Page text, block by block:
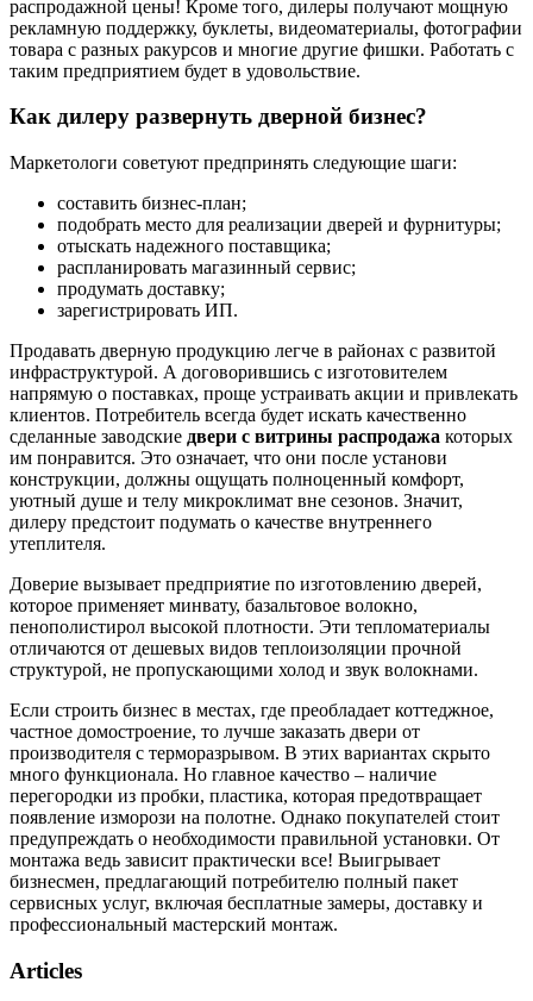
распродажной цены! Кроме того, дилеры получают мощную
рекламную поддержку, буклеты, видеоматериалы, фотографии
товара с разных ракурсов и многие другие фишки. Работать с
таким предприятием будет в удовольствие.
Как дилеру развернуть дверной бизнес?
Маркетологи советуют предпринять следующие шаги:
составить бизнес-план;
подобрать место для реализации дверей и фурнитуры;
отыскать надежного поставщика;
распланировать магазинный сервис;
продумать доставку;
зарегистрировать ИП.
Продавать дверную продукцию легче в районах с развитой
инфраструктурой. А договорившись с изготовителем
напрямую о поставках, проще устраивать акции и привлекать
клиентов. Потребитель всегда будет искать качественно
сделанные заводские двери с витрины распродажа которых
им понравится. Это означает, что они после установи
конструкции, должны ощущать полноценный комфорт,
уютный душе и телу микроклимат вне сезонов. Значит,
дилеру предстоит подумать о качестве внутреннего
утеплителя.
Доверие вызывает предприятие по изготовлению дверей,
которое применяет минвату, базальтовое волокно,
пенополистирол высокой плотности. Эти тепломатериалы
отличаются от дешевых видов теплоизоляции прочной
структурой, не пропускающими холод и звук волокнами.
Если строить бизнес в местах, где преобладает коттеджное,
частное домостроение, то лучше заказать двери от
производителя с терморазрывом. В этих вариантах скрыто
много функционала. Но главное качество – наличие
перегородки из пробки, пластика, которая предотвращает
появление изморози на полотне. Однако покупателей стоит
предупреждать о необходимости правильной установки. От
монтажа ведь зависит практически все! Выигрывает
бизнесмен, предлагающий потребителю полный пакет
сервисных услуг, включая бесплатные замеры, доставку и
профессиональный мастерский монтаж.
Articles